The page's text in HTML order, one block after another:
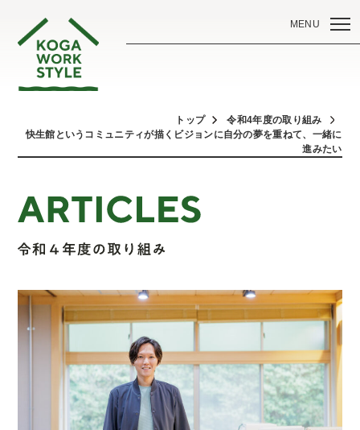
MENU
トップ
令和4年度の取り組み
快生館というコミュニティが描くビジョンに自分の夢を重ねて、一緒に
進みたい